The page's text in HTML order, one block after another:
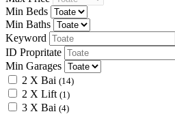
Min Beds
Min Baths
Keyword
ID Propritate
Min Garages
2 X Bai (14)
2 X Lift (1)
3 X Bai (4)